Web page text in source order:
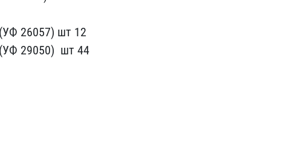
2605​7) шт 12
29050) ​ шт 44